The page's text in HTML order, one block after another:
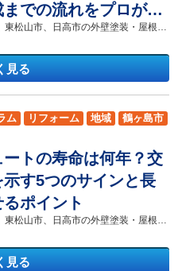
での流れをプロが徹
皆様こんにちは！！ 坂戸市、飯能市、東松山市、日高市の外壁塗装・屋根リフォーム専門店 株式会社色彩デザインです！ お風呂は、一日の疲れを癒やし、心と体をリフレッシュする大切な場所です。しかし、「お湯が冷めやすい」「カビや汚れが落ちにくい」「浴室が寒い」「床が滑りやすくて危険」など、長年使っているうちにさまざまな不満を感じる方も多いのではないでしょうか。 いざお風呂のリフォームを考え始めても、「何から始めればいいの？」「工事には何日くらいかかる？」「費用はどれくらい必要？」など、分からないことも多いと思います。 そこで今回のコラムでは、お風呂リフォームの検討開始から工事完了までの基本的な手順とスケジュールについて、リフォームのプロの視点から分かりやすく解説します。 この記事を読むことで、お風呂リフォーム全体の流れや業者選びのポイント、工事期間中の注意点、追加費用を防ぐための確認事項、工事後の保証について理解できるようになります。 「そろそろ我が家のお風呂も新しくしたいけれど、何から始めればいいのか分からない」という坂戸市周辺の皆さまは、ぜひ最後までご覧ください。 ▼合わせてチェック▼色彩デザインのショールーム [myphp file="comContactL01"] お風呂リフォームは何から始める？まずは現在の不満と希望を整理しよう お風呂リフォームを考え始めたら、まず行いたいのが「現在のお風呂で困っていること」と「新しいお風呂で実現したいこと」を家族で整理することです。 現在の不満を明確にしないままリフォームを進めてしまうと、工事が終わってから「もっとこうすればよかった」と後悔してしまう可能性があります。 たとえば、 浴室が冬場に寒い お湯がすぐに冷めてしまう 浴槽が狭くてゆっくり入れない タイルの目地やカビの掃除が大変 浴室の床が滑りやすい 浴室と脱衣所の段差が気になる 掃除やお手入れをもっと楽にしたい など、普段感じている不満を家族で一度書き出してみることをおすすめします。 私たちが実際にお客様からご相談を受ける際にも、「見た目を新しくしたい」というご希望だけでなく、「冬でも暖かい浴室にしたい」「掃除を楽にしたい」「将来も安心して使えるお風呂にしたい」といったご要望を伺うことが多くあります。 特に、ご家族に高齢の方がいる場合や、将来的な暮らしやすさを考える場合は、手すりの設置や段差の解消、滑りにくい床材なども検討しておくと安心です。 また、予算には限りがあるため、「絶対に必要な機能」と「できれば取り入れたい機能」に分けて優先順位を決めておくと、業者との打ち合わせもスムーズになります。 現地調査・見積もり・プランニング｜失敗しないリフォーム業者選びのポイント 希望や予算のイメージがまとまったら、次はリフォーム業者に相談し、現地調査と見積もりを依頼します。 現地調査では、実際にスタッフがご自宅を訪問し、浴室の寸法や現在の設備、給排水管の状態、電気設備、搬入経路などを確認します。 お風呂のリフォームは、単純に新しいユニットバスを設置すればよいというものではありません。住宅の構造や既存の浴室の状態によって、必要な工事内容や費用が変わるため、現地を確認したうえでプランを作成することが重要です。 業者を選ぶ際には、複数の業者から見積もりを取って比較する方法もあります。 ただし、単純に「一番安い業者」を選ぶのではなく、以下のポイントも確認しましょう。 見積書の内容が分かりやすいか 工事内容が具体的に記載されているか 追加費用が発生する可能性について説明があるか 希望や予算に合わせた提案をしてくれるか 質問に対して丁寧に説明してくれるか 工事後の保証やアフターフォローがあるか 見積書についても、「工事一式」とだけ記載されているものより、解体工事、設備費、配管工事、電気工事、内装工事など、工事内容がある程度明確になっているほうが安心です。 価格だけで判断せず、「どのような工事を、どのような内容で行うのか」をしっかり比較することが、納得できるリフォームにつながります。 契約から工事開始までの流れ｜スケジュールと事前準備をチェック プランや見積もりの内容に納得したら、施工業者と正式に工事請負契約を結びます。 契約前には、工事内容や金額だけでなく、以下の項目もしっかり確認しておきましょう。 工事の開始日と完了予定日 支払いのタイミング 工事内容と使用する設備 追加工事が発生した場合の対応 保証内容と保証期間 工事中の変更やキャンセルに関する規定 契約が完了したら、着工に向けて事前準備を進めます。 お風呂のリフォーム期間中は浴室が使用できなくなるため、工事中の入浴方法をあらかじめ考えておくことが大切です。 近隣の銭湯や日帰り温泉を利用するのか、親族の家のお風呂を借りるのかなど、ご家族の生活スタイルに合わせて事前に計画しておきましょう。 また、工事前には近隣の方への挨拶も重要です。 お風呂の解体工事では、作業音や振動が発生する場合があります。また、工事車両の出入りなどで、近隣の方にご迷惑をおかけする可能性もあります。 施工業者と相談しながら、必要に応じて両隣や向かい、裏のお宅などへ工事期間や作業時間を事前にお伝えしておくと、近隣トラブルの防止につながります。 お風呂リフォームの工事期間は何日？解体から完成までの工程を解説 お風呂リフォームにかかる工事期間は、現在の浴室の種類や建物の状態、工事内容によって異なります。 一般的に、既存のユニットバスから新しいユニットバスへ交換する場合は、2～4日程度が一つの目安です。 一方、タイル張りの在来工法の浴室からユニットバスへ変更する場合は、解体や下地の補修、土間工事などが必要になることがあり、4～7日程度かかる場合があります。 ただし、住宅の状態や工事内容によって期間は変わるため、正確な工事日数については現地調査後に確認することをおすすめします。 一般的な工事の流れは、次のようになります。 工程 期間の目安 主な作業内容 1. 養生・解体工事 1日目 搬入経路の養生、既存浴室や浴槽の解体 2. 配管・電気工事 1～2日目 給排水管の移設、電気配線、換気設備などの施工 3. 下地・土台工事 2～3日目 床下の補修や補強、必要に応じた下地工事 4. ユニットバス組立 3～4日目 新しいユニットバスの組み立て・設置 5. 内装・ドア枠工事 4～5日目 浴室入口やドア枠、脱衣所の内装工事 6. 最終確認・引き渡し 最終日 通水・通電確認、設備チェック、清掃、引き渡し ※上記は一般的な工事の流れと目安です。建物の状況や工事内容によって、工事期間は異なります。 特に築年数が経過した住宅では、浴室を解体した際に床下の腐食や配管の劣化などが見つかり、追加の補修工事が必要になるケースもあります。 そのため、工事スケジュールは余裕を持って計画しておくと安心です。 完成後に後悔しないために！追加費用・設備・保証で確認すべきポイント お風呂リフォームを成功させるためには、工事が終わった後のことまで考えておくことが大切です。 特に確認しておきたいのが、「追加費用」「設備の使い勝手」「保証・アフターフォロー」の3つです。 まず、追加費用についてです。 築年数が経過している住宅では、浴室を解体して初めて、床下の木材の腐食やシロアリ被害、配管の劣化などが判明する場合があります。 こうした場合には、予定していた工事とは別に補修工事が必要になる可能性があります。 もちろん、すべての住宅で追加費用が発生するわけではありませんが、契約前に「もし追加工事が必要になった場合は、どのような対応になるのか」を確認しておくことが重要です。 次に、設備の使い勝手です。 工事が完了したら、業者と一緒に最終確認を行いましょう。 たとえば、 浴槽やシャワーが問題なく使用できるか 水圧やお湯の温度に問題がないか 浴室暖房乾燥機などの設備が正常に作動するか ドアや窓がスムーズに開閉できるか 傷や汚れがないか などを確認します。 そして最後に、保証やアフターフォローについても確認しておきましょう。 メーカー保証に加えて、施工業者独自の保証が用意されている場合もあります。保証期間や保証の対象範囲は業者によって異なるため、契約前に内容を確認し、保証書などの書類を大切に保管しておくことをおすすめします。 万が一、工事後に不具合が発生した場合に、どこへ連絡すればよいのかまで確認しておくと、より安心です。 お風呂リフォームは事前準備と業者選びが成功のポイント お風呂リフォームを成功させるためには、事前準備から業者選び、プランニング、工事スケジュールの確認、そして工事後の保証まで、順序立てて進めていくことが大切です。 まずは、ご家族で現在のお風呂に対する不満や、新しい浴室で実現したいことを整理してみましょう。 そのうえで、信頼できるリフォーム業者に相談し、現地調査や見積もりを依頼することから始めてみてください。 お風呂は毎日使う場所だからこそ、デザインだけでなく、断熱性やお手入れのしやすさ、安全性、将来の暮らしやすさまで考えて選ぶことが重要です。 SDリフォームは、坂戸市を中心に地域密着でリフォーム工事を行っているリフォーム専門店です。 「お風呂が寒い」「浴槽が古くなってきた」「掃除をもっと楽にしたい」「家族が安心して使える浴室にしたい」など、お風呂に関するお悩みがございましたら、ぜひSDリフォームにご相談ください。 お客様のご自宅の状況やご希望、ご予算を丁寧にお伺いし、毎日の暮らしがより快適になるお風呂リフォームをご提案いたします。 坂戸市周辺でお風呂リフォームをご検討の方は、ぜひリフォーム専門店SDリフォームにお任せください！ ▼合わせてチェック▼色彩デザインのショールーム [myphp file="comContactL01"]
見る
ートの寿命は何年？交
す5つのサインと長
ポイント
皆様こんにちは！！ 坂戸市、飯能市、東松山市、日高市の外壁塗装・屋根リフォーム専門店 株式会社色彩デザインです！ 坂戸市で暮らしのなか、ご自宅のエコキュートから突然冷たい水しか出なくなったり、聞き慣れない異音が聞こえたりして、不安を感じていませんか。給湯器の故障は、ご家族の毎日の生活に大きな影響を与えてしまいます。 この記事では、エコキュートの平均寿命や故障の予兆となる5つのサイン、長持ちさせるメンテナンス手順、お得に交換するための補助金活用法まで分かりやすく解説します。 この記事を読むことで、ご自宅のエコキュートが交換時期を迎えているか判断できるようになり、無駄な出費を抑えて適切な時期に給湯器を交換する手順が分かります。 坂戸市でエコキュートの故障や交換時期にお悩みのご家族はぜひ最後まで読んでみてください！ ▼合わせてチェック▼色彩デザインのショールーム [myphp file="comContactL01"] エコキュートの寿命は何年？交換時期を示す5つのサインと長持ちさせるポイント 坂戸市で過ごす日常において、お風呂やキッチンで毎日使う給湯設備の健康状態を把握することは非常に大切です。まずはエコキュートの耐用年数や故障の兆候について詳しく確認していきましょう。 エコキュートの平均寿命は10～15年｜メーカーが想定する耐用年数と坂戸市での傾向 エコキュートの平均寿命は、一般的に10年から15年程度とされています。 ヒートポンプユニットの寿命は約5年から15年であり、貯湯タンクの寿命は約10年から15年です。 SDリフォームの担当者である私も、過去に坂戸市内のご自宅で設置から11年が経過したエコキュートの点検を担当した経験があります。点検を行った際、ヒートポンプ基板の劣化が原因でお湯が沸かなくなっている状態を確認いたしました。10年を過ぎると給湯器の電子基板や配管部品が劣化しやすくなり、修繕用部品のメーカー保有期間も終了することが多いため、点検や買い替えの検討が必要となります。 坂戸市でエコキュートの交換時期を示す5つのサイン｜故障前に気づきたい症状を解説 エコキュートが完全に動かなくなる前に、機器はいくつかの不調のサインを出します。 交換時期を示す1つ目のサインは、給湯器の本体や配管周りからの水漏れです。水漏れを放置すると電気系統のショートや建物への影響を引き起こす危険性があります。 2つ目のサインは、設定温度までお湯が温まらないことや、シャワーの使用中に突然水に変わる現象です。 3つ目のサインは、ヒートポンプユニットからガガガという異常な動作音が聞こえることです。 4つ目のサインは、リモコン画面に同じエラーコードが頻繁に表示されることです。 5つ目のサインは、機器の設置から10年以上が経過していることです。これらの症状が現れた場合は、故障前に早期の確認をおすすめします。 エコキュートの修理と交換はどちらがお得？年数・費用から判断するポイント エコキュートの不調が発生した際、修理を行うか新しく交換するかは使用年数と費用で判断します。 設置から5年未満であれば、数万円程度の修理費用でおさまることが多いため、修理を選ぶメリットが大きいです。 一方、設置から10年以上経過している場合は、一度修理を行っても別の部品が続けて故障するリスクが高くなります。10年以上経過した機器の修理費が10万円以上かかる場合、新しいエコキュートへ交換するほうが長期的な費用対効果は高くなります。最新モデルに交換することで年間約2万円以上の電気代削減につながるメリットもあります。さらに、最新機種は省エネ性能が格段に向上しているため、月々の光熱費を大幅に抑える効果も期待できます。 坂戸市でエコキュートを長持ちさせるためのメンテナンス方法と注意点 エコキュートの寿命を延ばすためには、定期的な手入れと正しい使用方法が欠かせません。 半年に1回は貯湯タンク底部の水抜きを行い、タンク内に溜まった沈殿物を排出することが重要です。 浴槽の循環アダプターにあるフィルターは、週に1回掃除を行って皮脂やゴミを取り除きます。 入浴剤を使用する際は、エコキュート対応と記載されている製品を選び、濁り成分や硫黄成分を含む入浴剤の使用は避けてください。対応外の入浴剤を使用すると、配管の目詰まりやポンプの故障を引き起こす原因になります。 坂戸市でエコキュートの補助金を活用してお得に交換する方法｜最新の制度もチェック エコキュートの交換費用を抑えるには、国や自治体が実施する補助金制度の活用が効果的です。 国の「給湯省エネ事業」を活用すると、高効率なエコキュートへの買い替えで1台あたり7万円から最大10万円以上の補助金を受け取ることができます。 坂戸市でのエコキュート交換工事でも、要件を満たすことで補助金の申請対象となります。 補助金は予算の上限に達し次第受付が終了となるため、交換工事を検討する際は早めに補助金の最新情報を確認することが大切です。 エコキュートの平均寿命は10年から15年であり、10年を過ぎた機器はお湯の温度変化や異音などの交換サインに注意する必要があります。不調を感じた際は修理費用と設置年数を比較し、最新省エネモデルへの交換や補助金の活用を検討することがお得な解決策となります。 リフォーム専門店SDリフォームでは、坂戸市を中心としたエリアで、地域密着をモットーに坂戸市をメインにリフォームを行わせていただいております。是非！リフォームの事ならSDリフォームにお任せください！ ▼合わせてチェック▼色彩デザインのショールーム [myphp file="comContactL01"]
見る
ム リフォーム 地域 鶴ヶ島市
町